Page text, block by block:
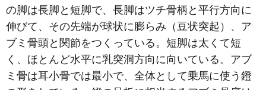
の脚は長脚と短脚で、長脚はツチ骨柄と平行方向に
伸びて、その先端が球状に膨らみ（豆状突起）、ア
ブミ骨頭と関節をつくっている。短脚は太くて短
く、ほとんど水平に乳突洞方向に向いている。アブ
ミ骨は耳小骨では最小で、全体として乗馬に使う鐙